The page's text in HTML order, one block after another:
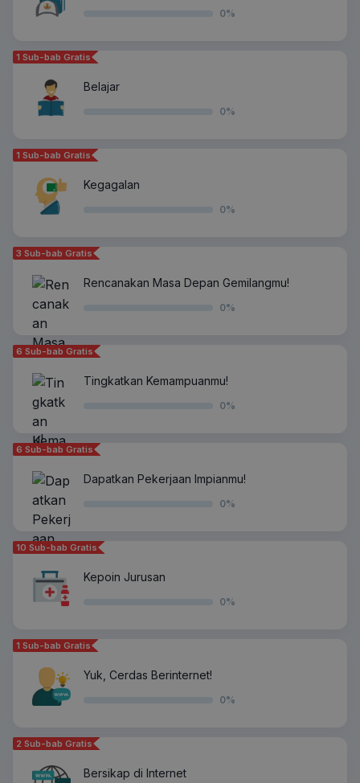
0%
1 Sub-bab Gratis
Belajar
0%
1 Sub-bab Gratis
Kegagalan
0%
3 Sub-bab Gratis
Rencanakan Masa Depan Gemilangmu!
0%
6 Sub-bab Gratis
Tingkatkan Kemampuanmu!
0%
6 Sub-bab Gratis
Dapatkan Pekerjaan Impianmu!
0%
10 Sub-bab Gratis
Kepoin Jurusan
0%
1 Sub-bab Gratis
Yuk, Cerdas Berinternet!
0%
2 Sub-bab Gratis
Bersikap di Internet